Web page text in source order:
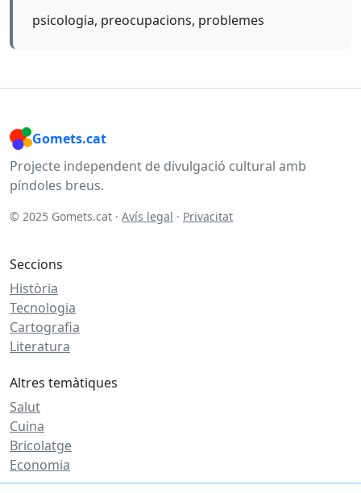
psicologia, preocupacions, problemes
Gomets.cat
Projecte independent de divulgació cultural amb
píndoles breus.
© 2025 Gomets.cat · Avís legal · Privacitat
Seccions
Història
Tecnologia
Cartografia
Literatura
Altres temàtiques
Salut
Cuina
Bricolatge
Economia